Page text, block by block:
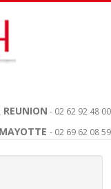
REUNION - 02 62 92 48 00
MAYOTTE - 02 69 62 08 59